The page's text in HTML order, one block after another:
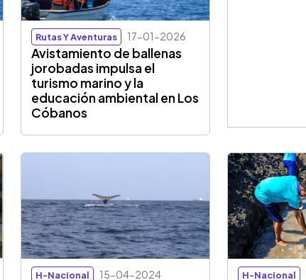
Rutas Y Aventuras 17-01-2026
Avistamiento de ballenas
jorobadas impulsa el
turismo marino y la
educación ambiental en Los
Cóbanos
H-Nacional 15-04-2024 H-Nacional